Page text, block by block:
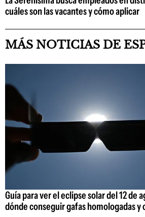
cuáles son las vacantes y cómo aplicar
MÁS NOTICIAS DE
Guía para ver el eclipse solar del 12 de
dónde conseguir gafas homologadas y